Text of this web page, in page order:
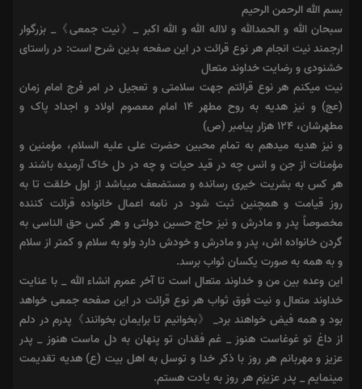
بسم الله الرحمن الرحیم
سبحان الله و الحمدالله و لااله الله و الله اکبر _《نیت جمعی》_ بزرگوار
ارجمند نیت انجام هر نوع قرائت در این صفحه بدین شرح است: در راستای
خشنودی و رضایت خداوند متعال
نیت میکنم هر نوع قرائتم جهت سلامتی و تعجیل در امر فرج امام زمان
(عج) و نیز هدیه به روح مطهر 14 امام معصوم اولاد و اجداد پاک و
مطهرشان، 124 هزار پیامبر (ص)
و نیز هدیه میدهم به تمام محبین حضرت علی علیه السلام، مؤمنین و
مؤمنات از جن و انس چه در قید حیات و چه در دل خاک آرمیده باشند و
هر کس به بشریت خیری رسانده و مستضعف میباشد از اول خلقت تا به
روز قیامت و همچنین ثبت شود در نامه اعمال خانواده قرائت کننده
مخصوصاً پدر و مادرش و نیز حاج حسین دولتی و هر کس حق الناسی به
گردن خانواده اش، پدر و مادرش و خودش دارد ولو به سلام و کمتر از سلام
و به همه به صورت یکسان ثواب برسد.
این وعده بین من و خداوند متعال است تا آخر عمرم انشاء الله _ با عنایت
خداوند متعال و نیت فوق ثواب هر نوع قرائت در این صفحه جمعی خواهد
بود و همه فیض خواهند برد_ 《بخوانیم تا برایمان بخوانند》پدرم در دلم
از داغ تو غوغاست هنوز _ غم فقدان تو پنهان به دل ماست هنوز _ پدر
عزیز و مهربانم هر روز با ذکر خدا و توسل به اهل بیت (ع) هدیه تقدیمت
مینمایم _ پدر عزیزم هر روز به یادت هستم.